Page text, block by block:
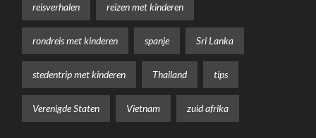
reisverhalen reizen met kinderen
rondreis met kinderen spanje Sri Lanka
stedentrip met kinderen Thailand tips
Verenigde Staten Vietnam zuid afrika